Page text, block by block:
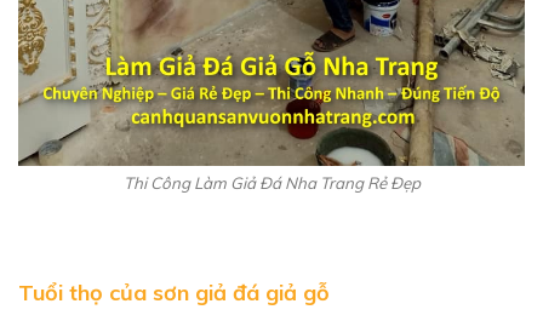
Thi Công Làm Giả Đá Nha Trang Rẻ Đẹp
Tuổi thọ của sơn giả đá giả gỗ